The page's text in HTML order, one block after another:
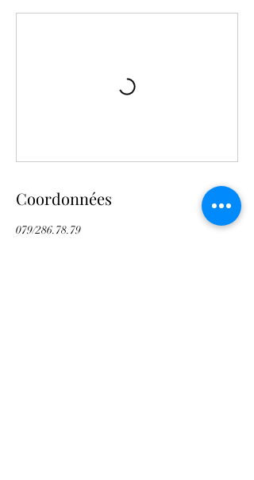
Coordonnées
079/286.78.79